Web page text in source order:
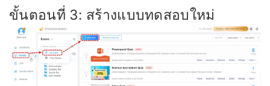
ขั้นตอนที่ 3: สร้างแบบทดสอบใหม่